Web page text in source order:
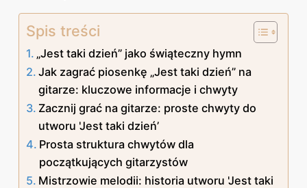
Spis treści
„Jest taki dzień” jako świąteczny hymn
Jak zagrać piosenkę „Jest taki dzień” na
gitarze: kluczowe informacje i chwyty
Zacznij grać na gitarze: proste chwyty do
utworu 'Jest taki dzień’
Prosta struktura chwytów dla
początkujących gitarzystów
Mistrzowie melodii: historia utworu 'Jest taki